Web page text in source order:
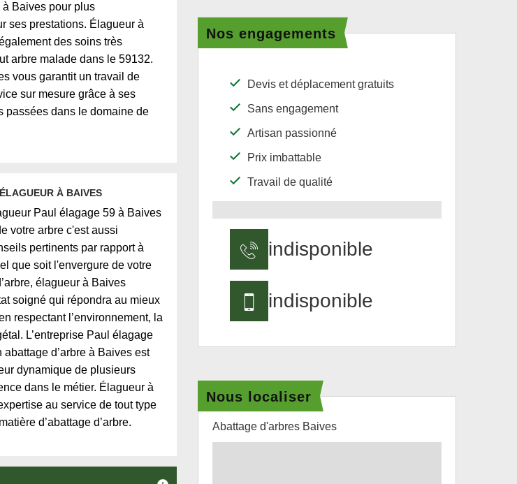
Baives pour plus
ses prestations. Élagueur à
des soins très
arbre malade dans le 59132.
vous garantit un travail de
sur mesure grâce à ses
passées dans le domaine de
À BAIVES
Paul élagage 59 à Baives
votre arbre c'est aussi
pertinents par rapport à
que soit l'envergure de votre
élagueur à Baives
soigné qui répondra au mieux
respectant l’environnement, la
L’entreprise Paul élagage
d’arbre à Baives est
dynamique de plusieurs
dans le métier. Élagueur à
au service de tout type
d’abattage d’arbre.
Nos engagements
Devis et déplacement gratuits
Sans engagement
Artisan passionné
Prix imbattable
Travail de qualité
indisponible
indisponible
Nous localiser
Abattage d'arbres Baives